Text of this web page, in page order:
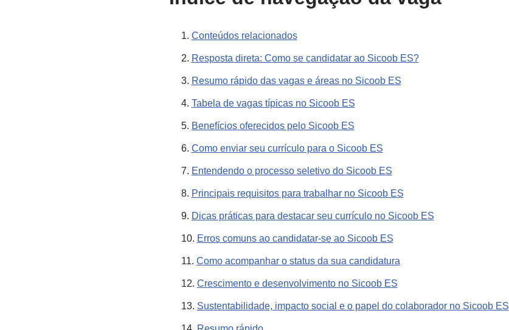
Conteúdos relacionados
Resposta direta: Como se candidatar ao Sicoob ES?
Resumo rápido das vagas e áreas no Sicoob ES
Tabela de vagas típicas no Sicoob ES
Benefícios oferecidos pelo Sicoob ES
Como enviar seu currículo para o Sicoob ES
Entendendo o processo seletivo do Sicoob ES
Principais requisitos para trabalhar no Sicoob ES
Dicas práticas para destacar seu currículo no Sicoob ES
Erros comuns ao candidatar-se ao Sicoob ES
Como acompanhar o status da sua candidatura
Crescimento e desenvolvimento no Sicoob ES
Sustentabilidade, impacto social e o papel do colaborador no Sicoob ES